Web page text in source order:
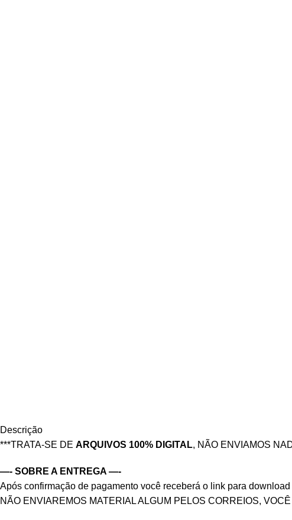
Descrição
***TRATA-SE DE ARQUIVOS 100% DIGITAL, NÃO ENVIAMOS
—- SOBRE A ENTREGA —-
Após confirmação de pagamento você receberá o link para
NÃO ENVIAREMOS MATERIAL ALGUM PELOS CORREIOS,